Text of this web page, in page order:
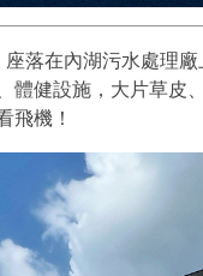
落在內湖污水處理
體健設施，大片草皮
飛機！